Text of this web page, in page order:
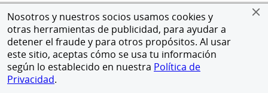
Nosotros y nuestros socios usamos cookies y
otras herramientas de publicidad, para ayudar a
detener el fraude y para otros propósitos. Al usar
este sitio, aceptas cómo se usa tu información
según lo establecido en nuestra Política de
Privacidad.